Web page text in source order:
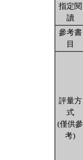
指定閱
讀
參考書
目
評量方
式
(僅供參
考)